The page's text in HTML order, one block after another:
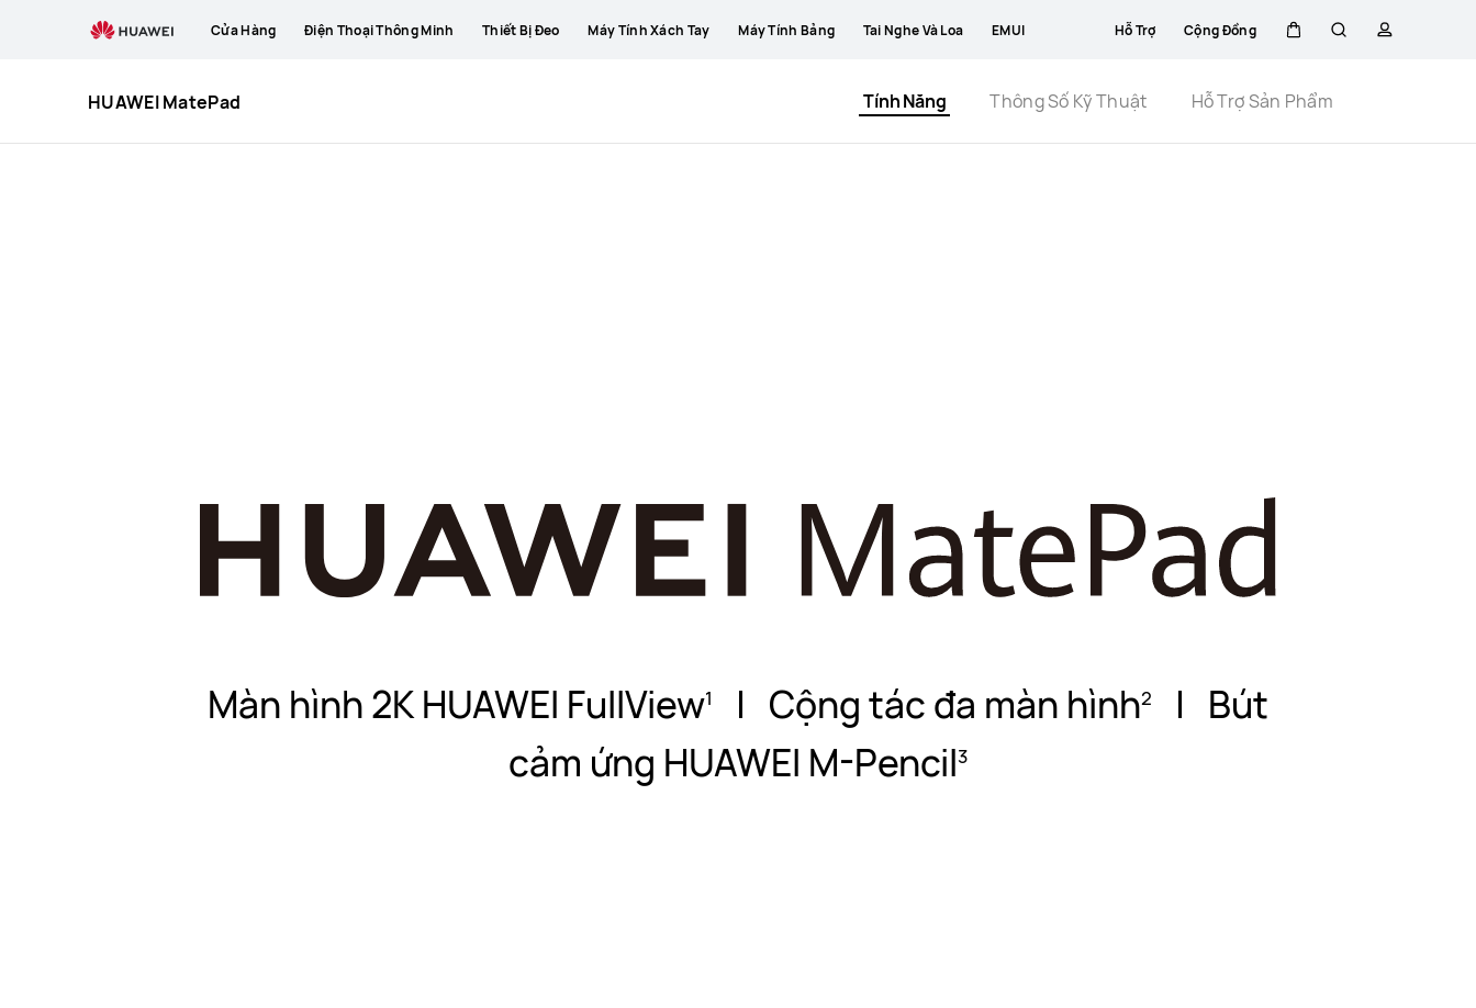
Cửa Hàng Điện Thoại Thông Minh Thiết Bị Đeo Máy Tính Xách Tay Máy Tính Bảng Tai Nghe Và Loa EMUI Hỗ Trợ Cộng Đồng
HUAWEI MatePad
Tính Năng Thông Số Kỹ Thuật Hỗ Trợ Sản Phẩm
Màn hình 2K HUAWEI FullView1 | Cộng tác đa màn hình2 | Bút
cảm ứng HUAWEI M-Pencil3